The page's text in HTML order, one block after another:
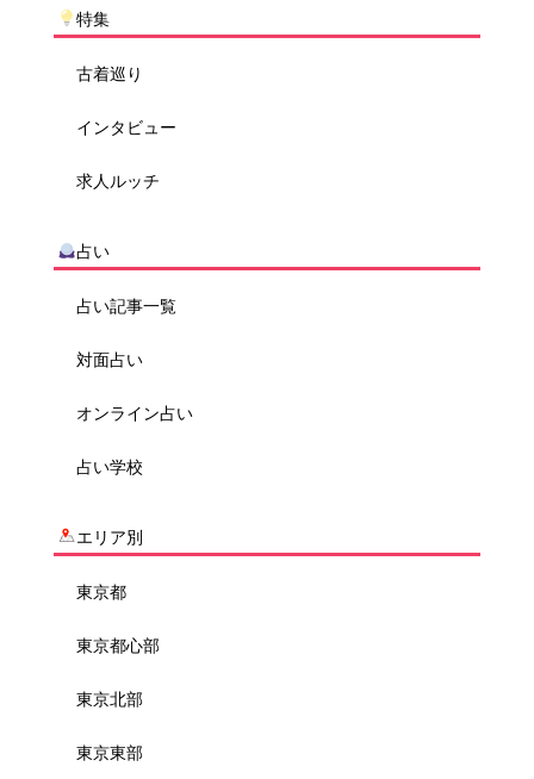
特集
古着巡り
インタビュー
求人ルッチ
占い
占い記事一覧
対面占い
オンライン占い
占い学校
エリア別
東京都
東京都心部
東京北部
東京東部